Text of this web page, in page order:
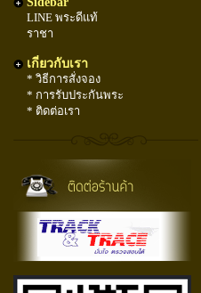
LINE พระดีแท้
ราชา
เกี่ยวกับเรา
* วิธีการสั่งจอง
* การรับประกันพระ
* ติดต่อเรา